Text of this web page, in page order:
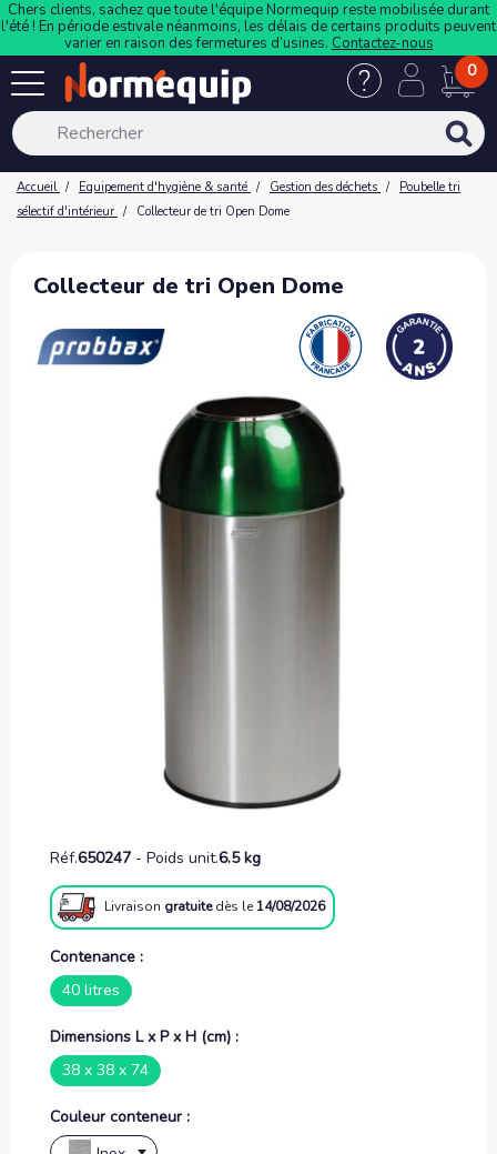
Chers clients, sachez que toute l'équipe Normequip reste mobilisée durant
l'été ! En période estivale néanmoins, les délais de certains produits peuvent
varier en raison des fermetures d’usines. Contactez-nous
0
Accueil Equipement d'hygiène & santé Gestion des déchets
Poubelle tri
sélectif d'intérieur
Collecteur de tri Open Dome
Collecteur de tri Open Dome
Réf.650247 - Poids unit.6.5 kg
Livraison gratuite dès le 14/08/2026
Contenance :
40 litres
Dimensions L x P x H (cm) :
38 x 38 x 74
Couleur conteneur :